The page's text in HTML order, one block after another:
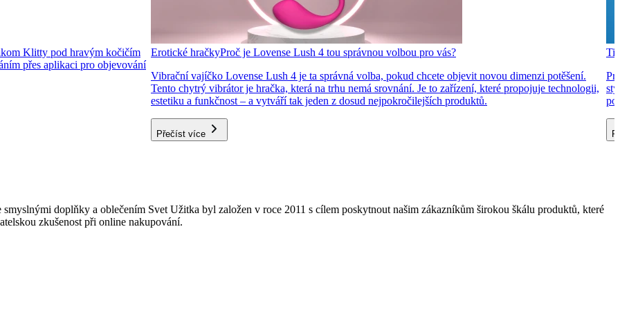
Klitty pod hravým kočičím
přes aplikaci pro objevování
Erotické hračkyProč je Lovense Lush 4 tou správnou volbou pro vás?
Vibrační vajíčko Lovense Lush 4 je ta správná volba, pokud chcete objevit novou dimenzi potěšení.
Tento chytrý vibrátor je hračka, která na trhu nemá srovnání. Je to zařízení, které propojuje technologii,
estetiku a funkčnost – a vytváří tak jeden z dosud nejpokročilejších produktů.
Přečíst více
smyslnými doplňky a oblečením Svet Užitka byl založen v roce 2011 s cílem poskytnout našim zákazníkům širokou škálu produktů, které
zkušenost při online nakupování.